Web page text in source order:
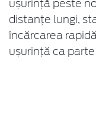
ușurință peste
distanțe lungi,
încărcarea
ușurință ca